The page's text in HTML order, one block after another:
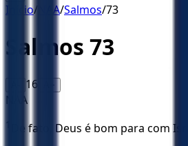
Início/ NAA/Salmos/73
Salmos 73
16 A+
NAA
1 De fato, Deus é bom para com